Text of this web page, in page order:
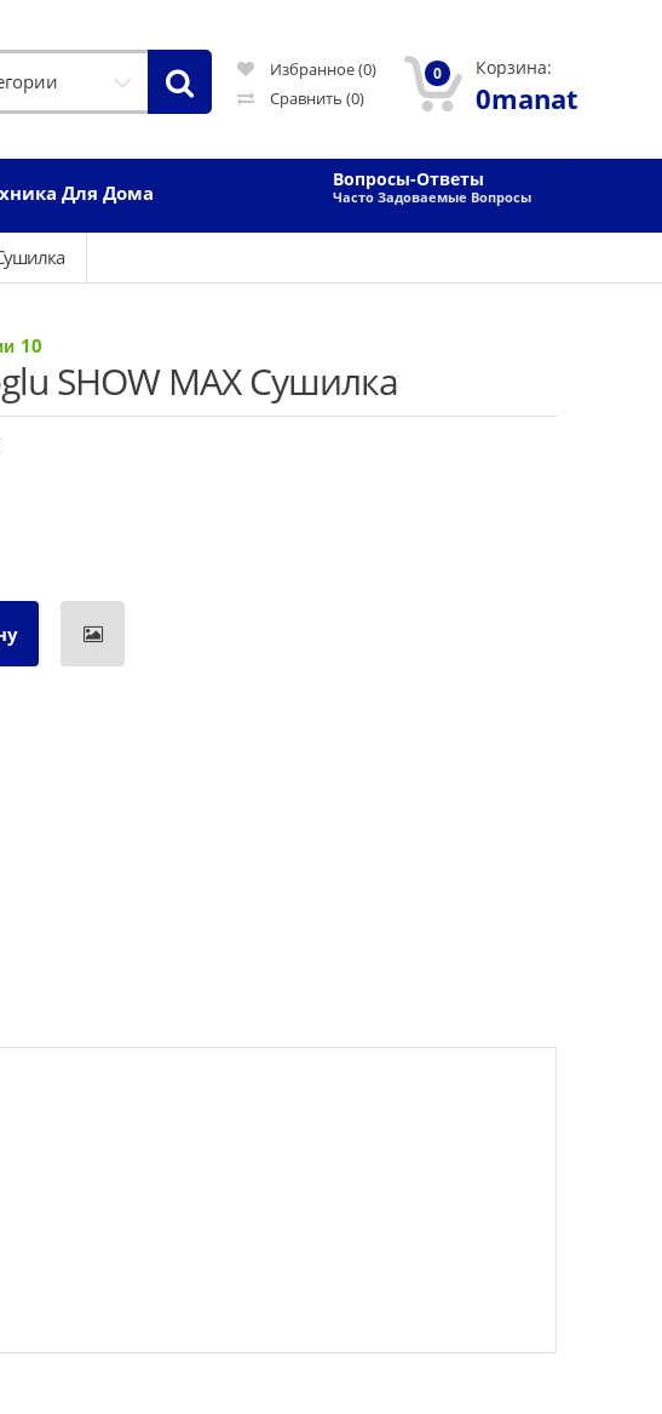
Избранное (0)
Сравнить (0)
0 Корзина:
0manat
Для Дома
Вопросы-Ответы
Часто Задоваемые Вопросы
10
SHOW MAX Сушилка